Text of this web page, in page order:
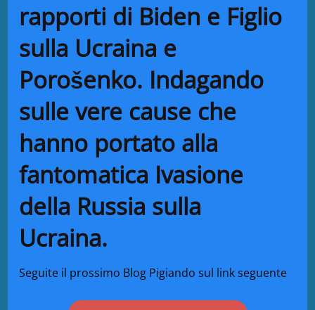
rapporti di Biden e Figlio
sulla Ucraina e
Porošenko. Indagando
sulle vere cause che
hanno portato alla
fantomatica Ivasione
della Russia sulla
Ucraina.
Seguite il prossimo Blog Pigiando sul link seguente